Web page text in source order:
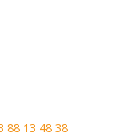
88 13 48 38